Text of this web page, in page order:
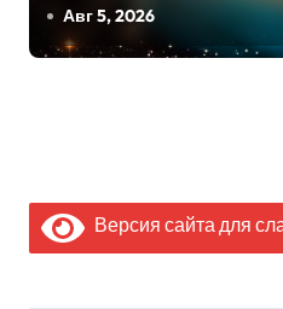
Авг 5, 2026
Версия сайта для